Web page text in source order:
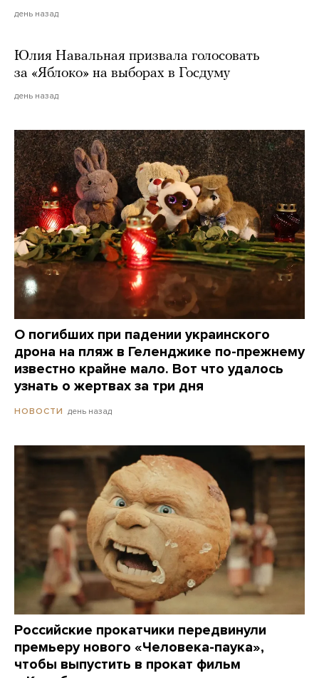
день назад
Юлия Навальная призвала голосовать
за «Яблоко» на выборах в Госдуму
день назад
О погибших при падении украинского
дрона на пляж в Геленджике по-прежнему
известно крайне мало. Вот что удалось
узнать о жертвах за три дня
НОВОСТИ день назад
Российские прокатчики передвинули
премьеру нового «Человека-паука»,
чтобы выпустить в прокат фильм